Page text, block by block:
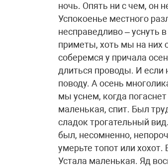
ночь. Опять ни с чем, он
Успокоенье местного
несправедливо – уснуть
приметы, хоть мы на них
соберемся у причала
длиться проводы. И если
поводу. А осень
мы уснем, когда
маленькая, спит. Был
сладок трогательный
был, несомненно,
умерьте топот или хохот.
Устала маленькая. Яд